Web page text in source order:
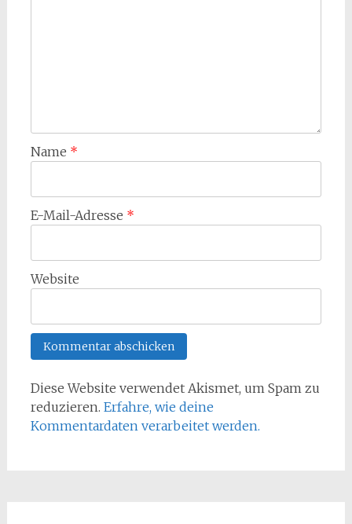
Name *
E-Mail-Adresse *
Website
Diese Website verwendet Akismet, um Spam zu
reduzieren. Erfahre, wie deine
Kommentardaten verarbeitet werden.